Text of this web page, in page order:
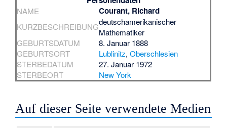
NAME Courant, Richard
KURZBESCHREIBUNGdeutschamerikanischer
Mathematiker
GEBURTSDATUM
8. Januar 1888
GEBURTSORT
Lublinitz,Oberschlesien
STERBEDATUM
27. Januar 1972
STERBEORT
New York
Auf dieser Seite verwendete Medien